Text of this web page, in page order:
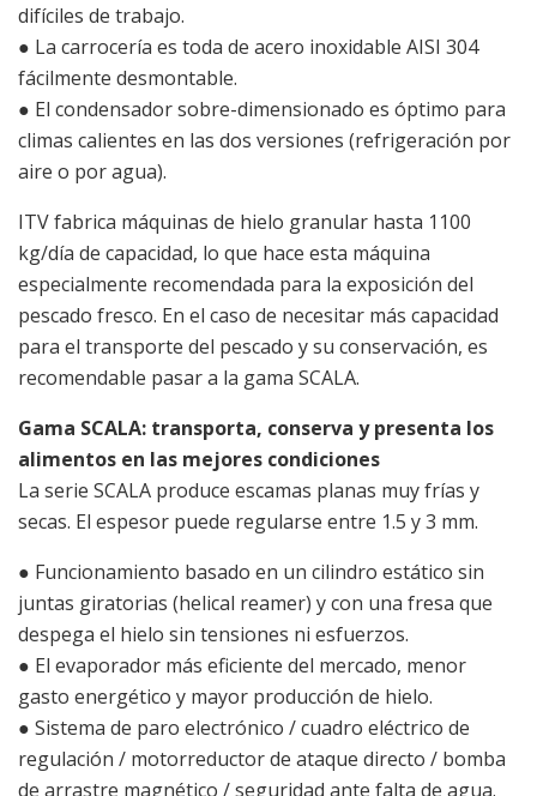
difíciles de trabajo.
● La carrocería es toda de acero inoxidable AISI 304
fácilmente desmontable.
● El condensador sobre-dimensionado es óptimo para
climas calientes en las dos versiones (refrigeración por
aire o por agua).
ITV fabrica máquinas de hielo granular hasta 1100
kg/día de capacidad, lo que hace esta máquina
especialmente recomendada para la exposición del
pescado fresco. En el caso de necesitar más capacidad
para el transporte del pescado y su conservación, es
recomendable pasar a la gama SCALA.
Gama SCALA: transporta, conserva y presenta los
alimentos en las mejores condiciones
La serie SCALA produce escamas planas muy frías y
secas. El espesor puede regularse entre 1.5 y 3 mm.
● Funcionamiento basado en un cilindro estático sin
juntas giratorias (helical reamer) y con una fresa que
despega el hielo sin tensiones ni esfuerzos.
● El evaporador más eficiente del mercado, menor
gasto energético y mayor producción de hielo.
● Sistema de paro electrónico / cuadro eléctrico de
regulación / motorreductor de ataque directo / bomba
de arrastre magnético / seguridad ante falta de agua.